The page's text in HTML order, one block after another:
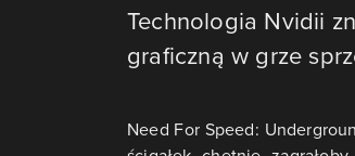
Technologia Nvidii
graficzną w grze
Need For Speed: